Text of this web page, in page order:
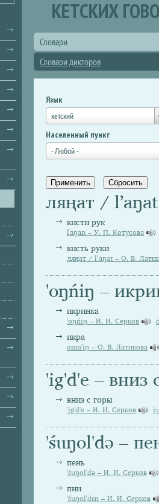
КЕТСКИХ
Словари
Словари дикторов
Язык
кетский
Населенный пункт
- Любой -
ляңат /
кисти рук
ľaŋan – У. П. Котусова
кисть руки
ляңат / lʼaŋat – О. В.
'oŋńiŋ –
икринка
'oŋńiŋ – И. И. Серков
икра
omn'iŋ – О. В. Латикова
'ig'd'e – вниз
вниз с горы
'ig'd'e – И. И. Серков
'śuŋol'də –
пень
'śuŋol'də – И. И. Серков
пни
'śuŋol'dɛn – И. И. Серков